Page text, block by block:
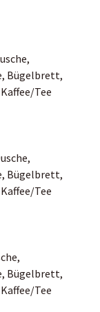
Bügelbrett,
Tee
Bügelbrett,
Tee
Bügelbrett,
Tee